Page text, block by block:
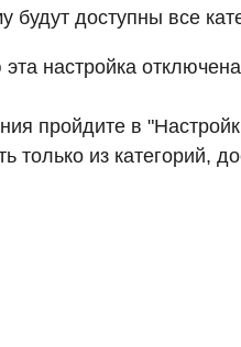
будут доступны все
настройка
пройдите в
только из категорий,